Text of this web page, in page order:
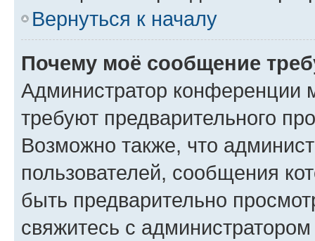
Вернуться к началу
Почему моё сообщение
Администратор конференции
требуют предварительного
Возможно также, что
пользователей, сообщения
быть предварительно
свяжитесь с